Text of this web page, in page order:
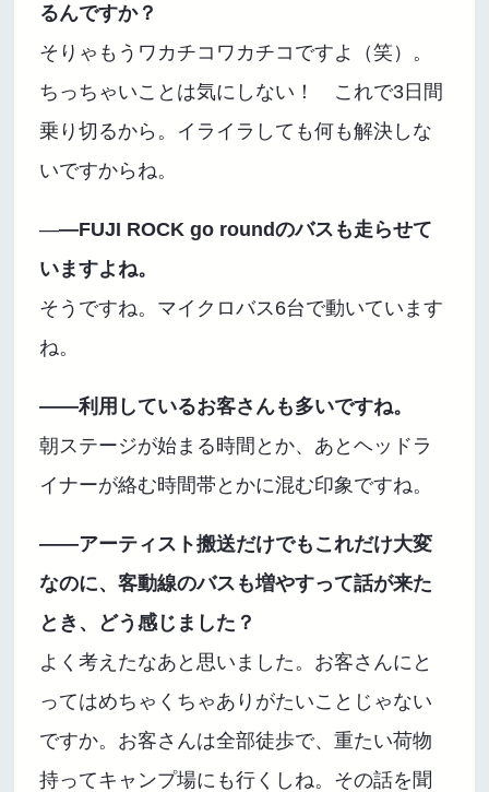
るんですか？
そりゃもうワカチコワカチコですよ（笑）。
ちっちゃいことは気にしない！ これで3日間
乗り切るから。イライラしても何も解決しな
いですからね。
――FUJI ROCK go roundのバスも走らせて
いますよね。
そうですね。マイクロバス6台で動いています
ね。
――利用しているお客さんも多いですね。
朝ステージが始まる時間とか、あとヘッドラ
イナーが絡む時間帯とかに混む印象ですね。
――アーティスト搬送だけでもこれだけ大変
なのに、客動線のバスも増やすって話が来た
とき、どう感じました？
よく考えたなあと思いました。お客さんにと
ってはめちゃくちゃありがたいことじゃない
ですか。お客さんは全部徒歩で、重たい荷物
持ってキャンプ場にも行くしね。その話を聞